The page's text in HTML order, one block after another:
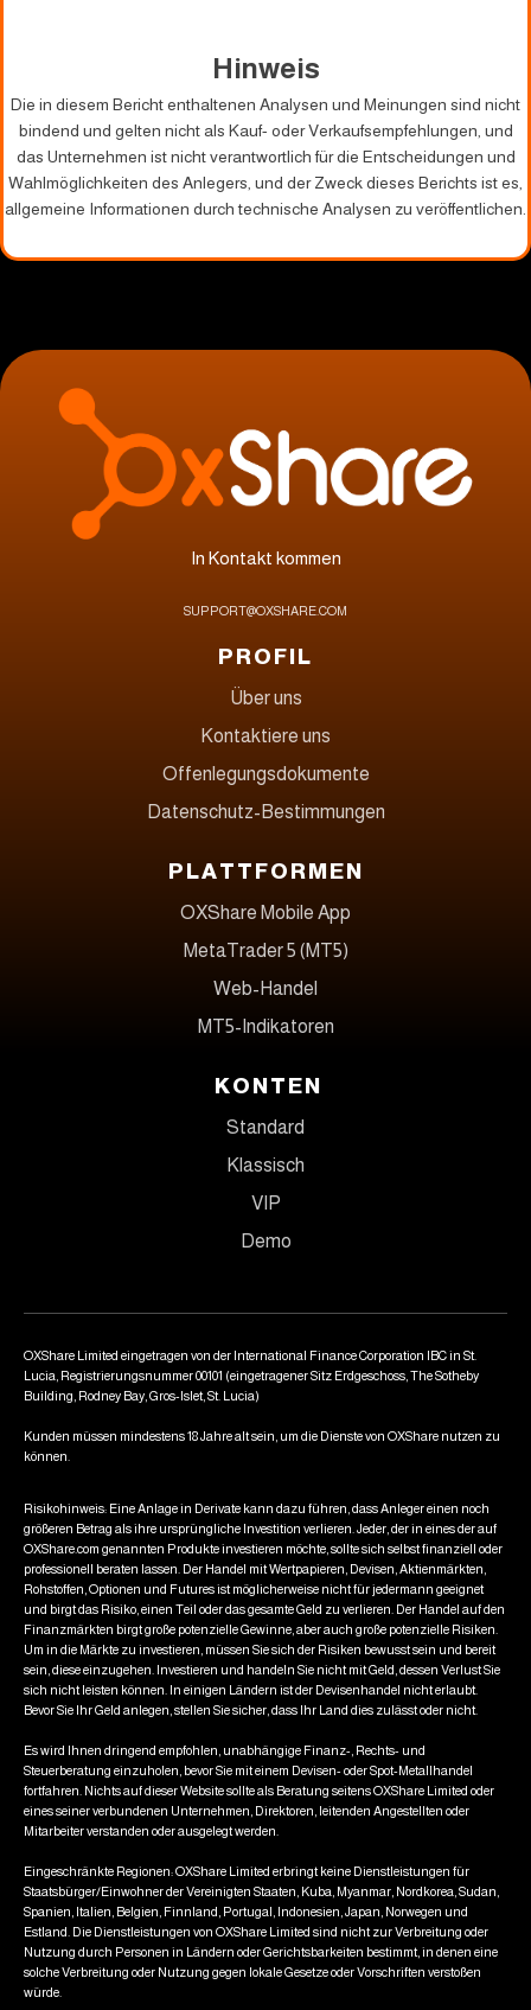
Hinweis
Die in diesem Bericht enthaltenen Analysen und Meinungen sind nicht
bindend und gelten nicht als Kauf- oder Verkaufsempfehlungen, und
das Unternehmen ist nicht verantwortlich für die Entscheidungen und
Wahlmöglichkeiten des Anlegers, und der Zweck dieses Berichts ist es,
allgemeine Informationen durch technische Analysen zu veröffentlichen.
In Kontakt kommen
SUPPORT@OXSHARE.COM
PROFIL
Über uns
Kontaktiere uns
Offenlegungsdokumente
Datenschutz-Bestimmungen
PLATTFORMEN
OXShare Mobile App
MetaTrader 5 (MT5)
Web-Handel
MT5-Indikatoren
KONTEN
Standard
Klassisch
VIP
Demo
OXShare Limited eingetragen von der International Finance Corporation IBC in St.
Lucia, Registrierungsnummer 00101 (eingetragener Sitz Erdgeschoss, The Sotheby
Building, Rodney Bay, Gros-Islet, St. Lucia)
Kunden müssen mindestens 18 Jahre alt sein, um die Dienste von OXShare nutzen zu
können.
Risikohinweis: Eine Anlage in Derivate kann dazu führen, dass Anleger einen noch
größeren Betrag als ihre ursprüngliche Investition verlieren. Jeder, der in eines der auf
OXShare.com genannten Produkte investieren möchte, sollte sich selbst finanziell oder
professionell beraten lassen. Der Handel mit Wertpapieren, Devisen, Aktienmärkten,
Rohstoffen, Optionen und Futures ist möglicherweise nicht für jedermann geeignet
und birgt das Risiko, einen Teil oder das gesamte Geld zu verlieren. Der Handel auf den
Finanzmärkten birgt große potenzielle Gewinne, aber auch große potenzielle Risiken.
Um in die Märkte zu investieren, müssen Sie sich der Risiken bewusst sein und bereit
sein, diese einzugehen. Investieren und handeln Sie nicht mit Geld, dessen Verlust Sie
sich nicht leisten können. In einigen Ländern ist der Devisenhandel nicht erlaubt.
Bevor Sie Ihr Geld anlegen, stellen Sie sicher, dass Ihr Land dies zulässt oder nicht.
Es wird Ihnen dringend empfohlen, unabhängige Finanz-, Rechts- und
Steuerberatung einzuholen, bevor Sie mit einem Devisen- oder Spot-Metallhandel
fortfahren. Nichts auf dieser Website sollte als Beratung seitens OXShare Limited oder
eines seiner verbundenen Unternehmen, Direktoren, leitenden Angestellten oder
Mitarbeiter verstanden oder ausgelegt werden.
Eingeschränkte Regionen: OXShare Limited erbringt keine Dienstleistungen für
Staatsbürger/Einwohner der Vereinigten Staaten, Kuba, Myanmar, Nordkorea, Sudan,
Spanien, Italien, Belgien, Finnland, Portugal, Indonesien, Japan, Norwegen und
Estland. Die Dienstleistungen von OXShare Limited sind nicht zur Verbreitung oder
Nutzung durch Personen in Ländern oder Gerichtsbarkeiten bestimmt, in denen eine
solche Verbreitung oder Nutzung gegen lokale Gesetze oder Vorschriften verstoßen
würde.